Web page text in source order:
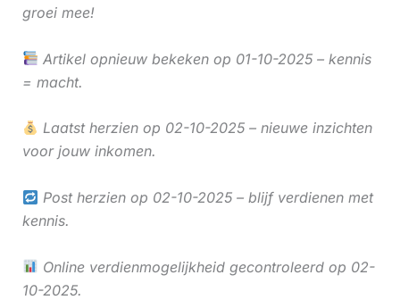
groei mee!
Artikel opnieuw bekeken op 01-10-2025 – kennis
= macht.
Laatst herzien op 02-10-2025 – nieuwe inzichten
voor jouw inkomen.
Post herzien op 02-10-2025 – blijf verdienen met
kennis.
Online verdienmogelijkheid gecontroleerd op 02-
10-2025.